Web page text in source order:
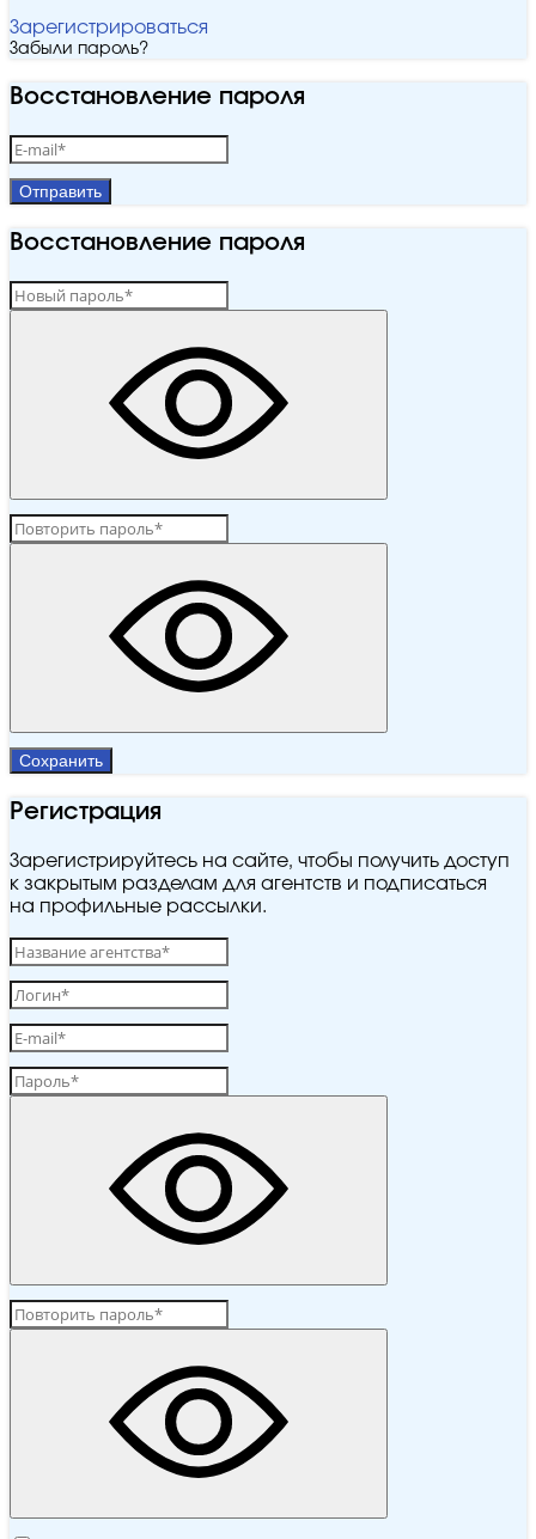
Зарегистрироваться
Забыли пароль?
Восстановление пароля
Отправить
Восстановление пароля
Сохранить
Регистрация
Зарегистрируйтесь на сайте, чтобы получить доступ
к закрытым разделам для агентств и подписаться
на профильные рассылки.